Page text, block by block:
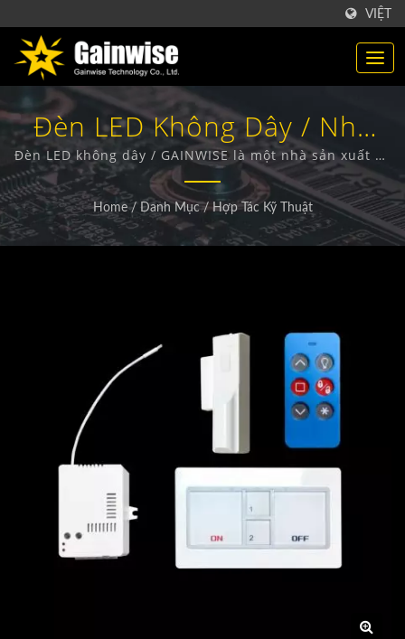
VIỆT
Đèn LED Không Dây / Nhà
Sản Xuất Sản Phẩm Không
Dây 4G/5G | Gainwise
Technology Co., Ltd.
Đèn LED không dây / GAINWISE là một nhà sản xuất và
xuất khẩu chuyên về thiết kế, phát triển và sản xuất
các thiết bị kết nối không dây cố định, hệ thống
intercom cửa 4G, bộ mở cửa cổng 4G và bộ phát hiện
khói 4G.
Home / Danh Mục / Hợp Tác Kỹ Thuật